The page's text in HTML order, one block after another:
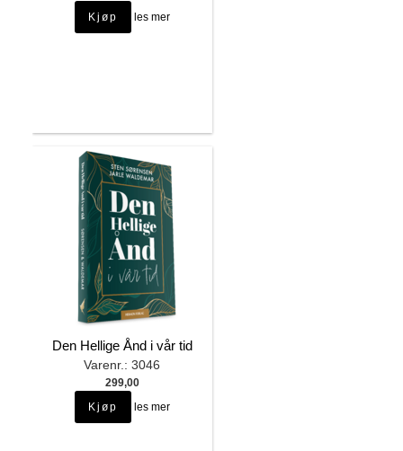
les mer
Den Hellige Ånd i vår tid
Varenr.: 3046
299,00
les mer